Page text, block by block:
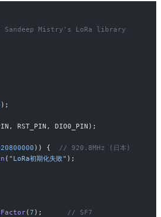
Sandeep Mistry's LoRa library
);
RST_PIN, DIO0_PIN);
)) {
  // 920.8MHz (日本)
( "LoRa初期化失敗" );
(7 );
      // SF7